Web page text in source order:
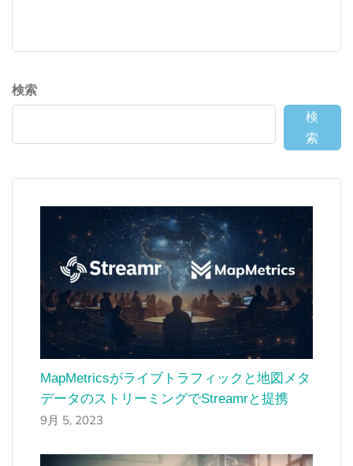
検索
検
索
MapMetricsがライブトラフィックと地図メタ
データのストリーミングでStreamrと提携
9月 5, 2023